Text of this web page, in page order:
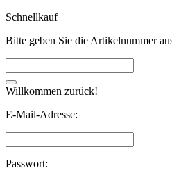
Schnellkauf
Bitte geben Sie die Artikelnummer
Willkommen zurück!
E-Mail-Adresse:
Passwort: